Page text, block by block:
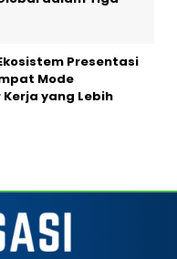
Presentasi
Mode
yang Lebih